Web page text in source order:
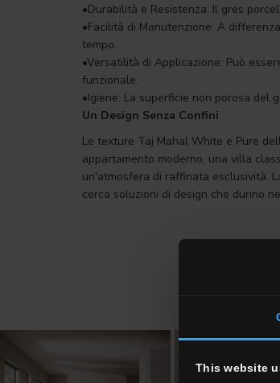
This website
•Durabilità e Resistenza: Il gres
•Facilità di Manutenzione: A
tempo.
•Versatilità di Applicazione: Può
funzionale.
•Igiene: La superficie non porosa del
Un Design Senza Confini
Le texture Taj Mahal White e Pure
appartamento moderno, una villa
un'atmosfera di raffinata esclusività.
cerca soluzioni di design che durino